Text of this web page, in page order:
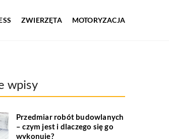
ZWIERZĘTA MOTORYZACJA
wpisy
Przedmiar robót budowlanych
– czym jest i dlaczego się go
wykonuje?